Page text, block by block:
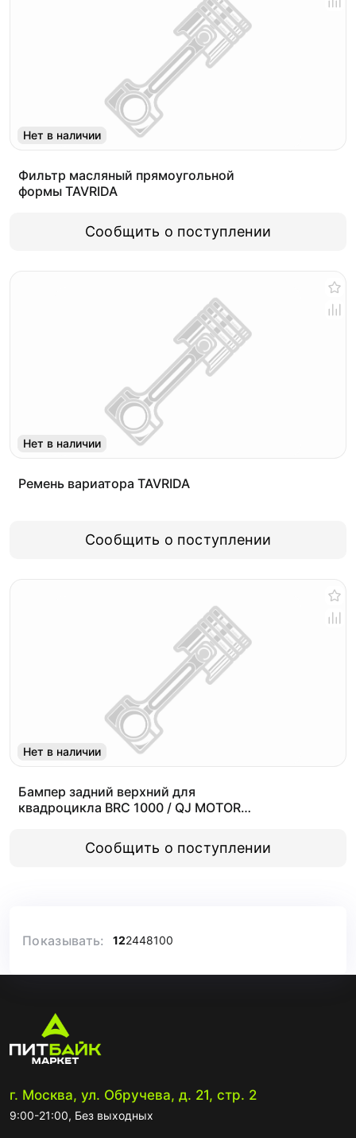
Нет в наличии
Фильтр масляный прямоугольной
формы TAVRIDA
Сообщить о поступлении
Нет в наличии
Ремень вариатора TAVRIDA
Сообщить о поступлении
Нет в наличии
Бампер задний верхний для
квадроцикла BRC 1000 / QJ MOTOR
Сообщить о поступлении
Показывать: 122448100
г. Москва, ул. Обручева, д. 21, стр. 2
9:00-21:00, Без выходных